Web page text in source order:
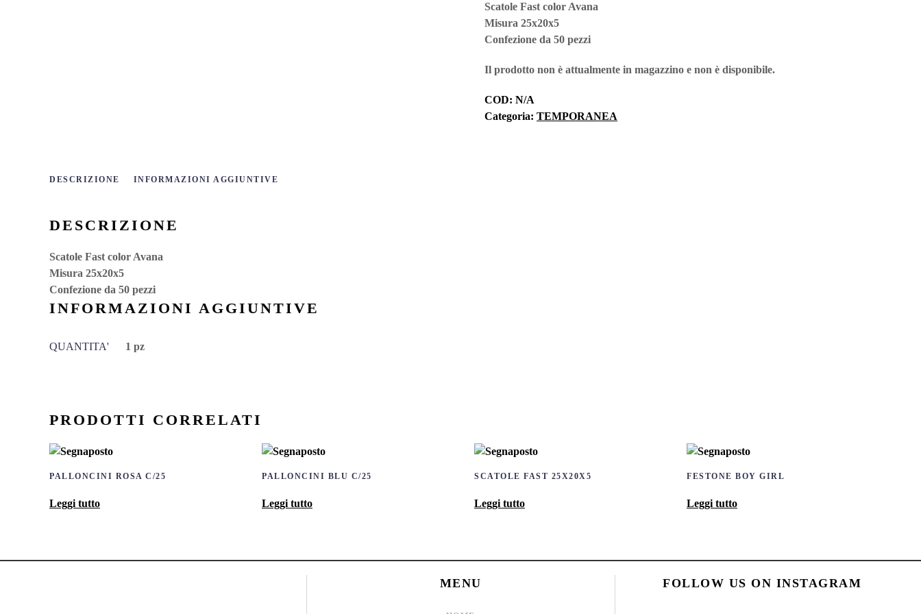
Scatole Fast color Avana
Misura 25x20x5
Confezione da 50 pezzi
Il prodotto non è attualmente in magazzino e non è disponibile.
COD: N/A
Categoria: TEMPORANEA
DESCRIZIONE INFORMAZIONI AGGIUNTIVE
DESCRIZIONE
Scatole Fast color Avana
Misura 25x20x5
Confezione da 50 pezzi
INFORMAZIONI AGGIUNTIVE
QUANTITA' 1 pz
PRODOTTI CORRELATI
PALLONCINI ROSA C/25
Leggi tutto
PALLONCINI BLU C/25
Leggi tutto
SCATOLE FAST 25X20X5
Leggi tutto
FESTONE BOY GIRL
Leggi tutto
MENU FOLLOW US ON INSTAGRAM